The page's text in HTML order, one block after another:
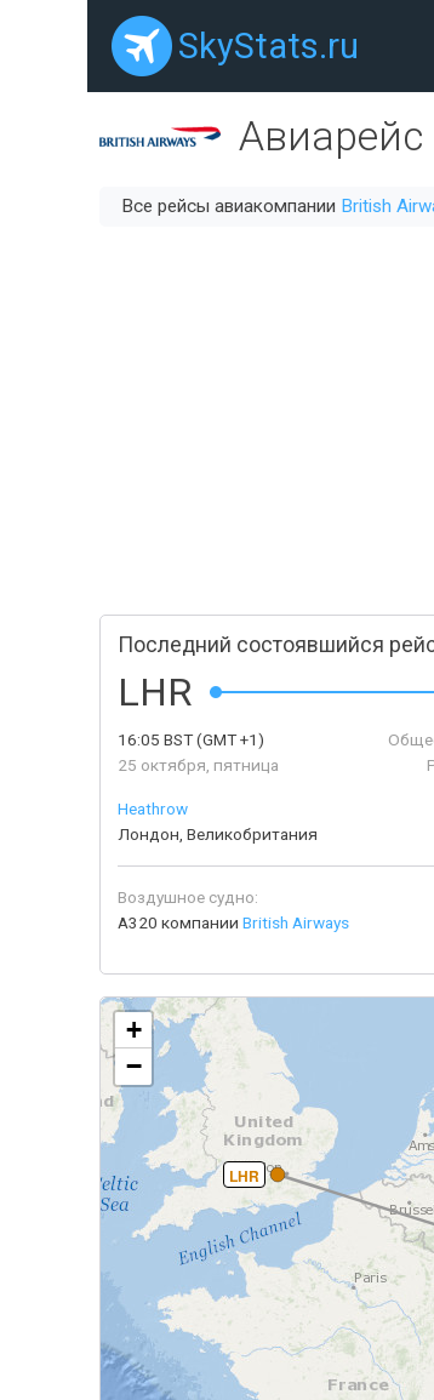
SkyStats.ru
Авиарейс
Все рейсы авиакомпании British
Последний состоявшийся
LHR
16:05 BST(GMT +1)
25 октября, пятница
Heathrow
Лондон, Великобритания
Воздушное судно:
A320 компании British Airways
LHR
+
−